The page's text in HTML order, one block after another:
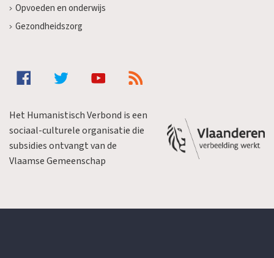
Opvoeden en onderwijs
Gezondheidszorg
Het Humanistisch Verbond is een
sociaal-culturele organisatie die
subsidies ontvangt van de
Vlaamse Gemeenschap